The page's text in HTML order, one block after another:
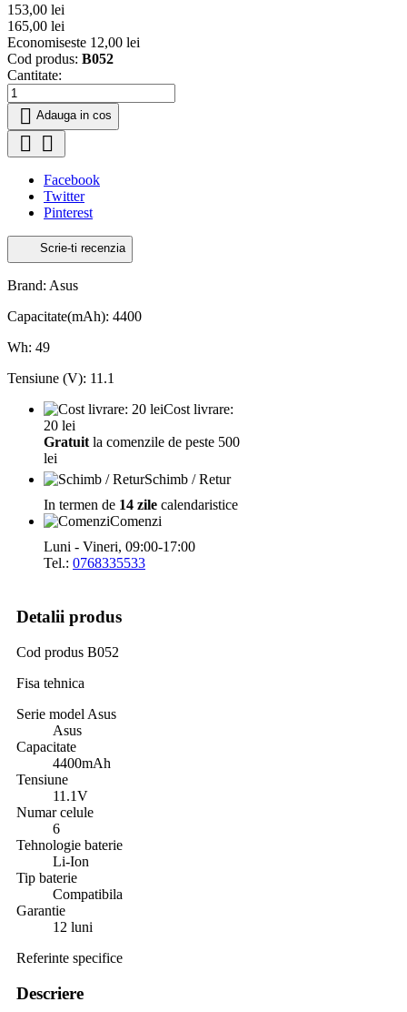
153,00 lei
165,00 lei
Economiseste 12,00 lei
Cod produs: B052
Cantitate:
 Adauga in cos
 
Facebook
Twitter
Pinterest
Scrie-ti recenzia
Brand: Asus
Capacitate(mAh): 4400
Wh: 49
Tensiune (V): 11.1
Cost livrare:
20 lei
Gratuit la comenzile de peste 500
lei
Schimb / Retur
In termen de 14 zile calendaristice
Comenzi
Luni - Vineri, 09:00-17:00
Tel.: 0768335533
Detalii produs
Cod produs B052
Fisa tehnica
Serie model Asus
Asus
Capacitate
4400mAh
Tensiune
11.1V
Numar celule
6
Tehnologie baterie
Li-Ion
Tip baterie
Compatibila
Garantie
12 luni
Referinte specifice
Descriere